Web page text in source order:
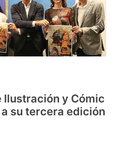
Ilustración y Cómic
su tercera edición